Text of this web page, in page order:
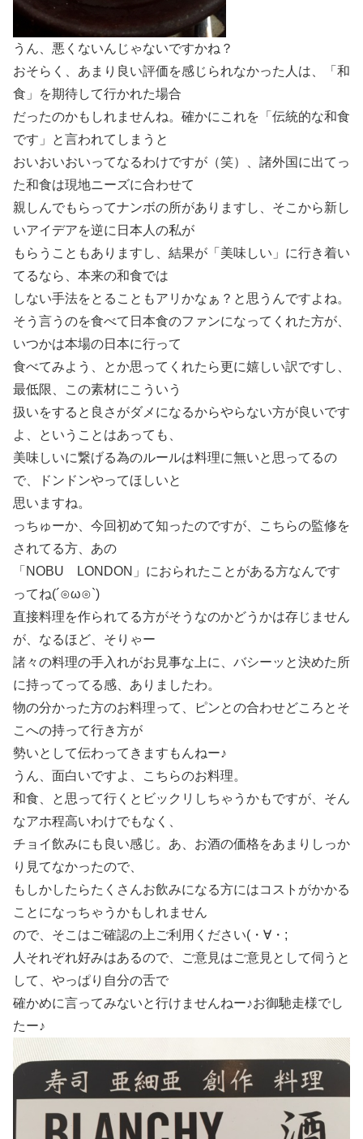
うん、悪くないんじゃないですかね？
おそらく、あまり良い評価を感じられなかった人は、「和
食」を期待して行かれた場合
だったのかもしれませんね。確かにこれを「伝統的な和食
です」と言われてしまうと
おいおいおいってなるわけですが（笑）、諸外国に出てっ
た和食は現地ニーズに合わせて
親しんでもらってナンボの所がありますし、そこから新し
いアイデアを逆に日本人の私が
もらうこともありますし、結果が「美味しい」に行き着い
てるなら、本来の和食では
しない手法をとることもアリかなぁ？と思うんですよね。
そう言うのを食べて日本食のファンになってくれた方が、
いつかは本場の日本に行って
食べてみよう、とか思ってくれたら更に嬉しい訳ですし、
最低限、この素材にこういう
扱いをすると良さがダメになるからやらない方が良いです
よ、ということはあっても、
美味しいに繋げる為のルールは料理に無いと思ってるの
で、ドンドンやってほしいと
思いますね。
っちゅーか、今回初めて知ったのですが、こちらの監修を
されてる方、あの
「NOBU LONDON」におられたことがある方なんです
ってね(´⊙ω⊙`)
直接料理を作られてる方がそうなのかどうかは存じません
が、なるほど、そりゃー
諸々の料理の手入れがお見事な上に、バシーッと決めた所
に持ってってる感、ありましたわ。
物の分かった方のお料理って、ピンとの合わせどころとそ
こへの持って行き方が
勢いとして伝わってきますもんねー♪
うん、面白いですよ、こちらのお料理。
和食、と思って行くとビックリしちゃうかもですが、そん
なアホ程高いわけでもなく、
チョイ飲みにも良い感じ。あ、お酒の価格をあまりしっか
り見てなかったので、
もしかしたらたくさんお飲みになる方にはコストがかかる
ことになっちゃうかもしれません
ので、そこはご確認の上ご利用ください(・∀・;
人それぞれ好みはあるので、ご意見はご意見として伺うと
して、やっぱり自分の舌で
確かめに言ってみないと行けませんねー♪お御馳走様でし
たー♪